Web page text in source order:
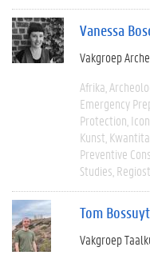
Vanessa
Vakgroep
Afrika
Emergency
Protection
Kunst
Preventive
Studies
Tom Bossuyt
Vakgroep